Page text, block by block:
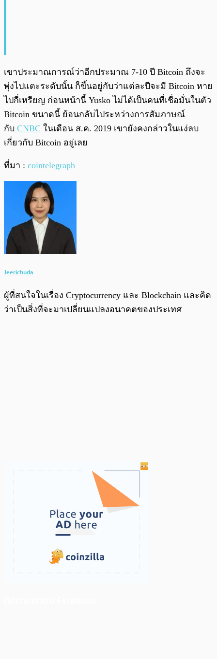
เขาประมาณการณ์ว่าอีกประมาณ 7-10 ปี Bitcoin ถึงจะ
พุ่งไปแตะระดับนั้น ก็ขึ้นอยู่กับว่าแต่ละปีจะมี Bitcoin หาย
ไปกี่เหรียญ ก่อนหน้านี้ Yusko ไม่ได้เป็นคนที่เชื่อมั่นในตัว
Bitcoin ขนาดนี้ ย้อนกลับไประหว่างการสัมภาษณ์
กับ CNBC ในเดือน ส.ค. 2019 เขายังคงกล่าวในแง่ลบ
เกี่ยวกับ Bitcoin อยู่เลย
ที่มา : cointelegraph
Jeerichuda
ผู้ที่สนใจในเรื่อง Cryptocurrency และ Blockchain และคิด
ว่าเป็นสิ่งที่จะมาเปลี่ยนแปลงอนาคตของประเทศ